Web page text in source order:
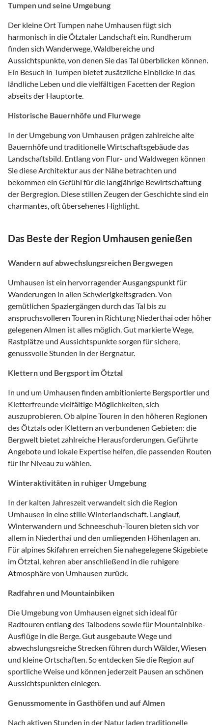
Tumpen und seine Umgebung
Der kleine Ort Tumpen nahe Umhausen fügt sich
harmonisch in die Ötztaler Landschaft ein. Rundherum
finden sich Wanderwege, Waldbereiche und
Aussichtspunkte, von denen Sie das Tal überblicken können.
Ein Besuch in Tumpen bietet zusätzliche Einblicke in das
ländliche Leben und die vielfältigen Facetten der Region
abseits der Hauptorte.
Historische Bauernhöfe und Flurwege
In der Umgebung von Umhausen prägen zahlreiche alte
Bauernhöfe und traditionelle Wirtschaftsgebäude das
Landschaftsbild. Entlang von Flur- und Waldwegen können
Sie diese Architektur aus der Nähe betrachten und
bekommen ein Gefühl für die langjährige Bewirtschaftung
der Bergregion. Diese stillen Zeugen der Geschichte sind ein
charmantes, oft übersehenes Highlight.
Das Beste der Region Umhausen genießen
Wandern auf abwechslungsreichen Bergwegen
Umhausen ist ein hervorragender Ausgangspunkt für
Wanderungen in allen Schwierigkeitsgraden. Von
gemütlichen Spaziergängen durch das Tal bis zu
anspruchsvolleren Touren in Richtung Niederthai oder höher
gelegenen Almen ist alles möglich. Gut markierte Wege,
Rastplätze und Aussichtspunkte sorgen für sichere,
genussvolle Stunden in der Bergnatur.
Klettern und Bergsport im Ötztal
In und um Umhausen finden ambitionierte Bergsportler und
Kletterfreunde vielfältige Möglichkeiten, sich
auszuprobieren. Ob alpine Touren in den höheren Regionen
des Ötztals oder Klettern an verbundenen Gebieten: die
Bergwelt bietet zahlreiche Herausforderungen. Geführte
Angebote und lokale Expertise helfen, die passenden Routen
für Ihr Niveau zu wählen.
Winteraktivitäten in ruhiger Umgebung
In der kalten Jahreszeit verwandelt sich die Region
Umhausen in eine stille Winterlandschaft. Langlauf,
Winterwandern und Schneeschuh-Touren bieten sich vor
allem in Niederthai und den umliegenden Höhenlagen an.
Für alpines Skifahren erreichen Sie nahegelegene Skigebiete
im Ötztal, kehren aber anschließend in die ruhigere
Atmosphäre von Umhausen zurück.
Radfahren und Mountainbiken
Die Umgebung von Umhausen eignet sich ideal für
Radtouren entlang des Talbodens sowie für Mountainbike-
Ausflüge in die Berge. Gut ausgebaute Wege und
abwechslungsreiche Strecken führen durch Wälder, Wiesen
und kleine Ortschaften. So entdecken Sie die Region auf
sportliche Weise und können jederzeit Pausen an schönen
Aussichtspunkten einlegen.
Genussmomente in Gasthöfen und auf Almen
Nach aktiven Stunden in der Natur laden traditionelle